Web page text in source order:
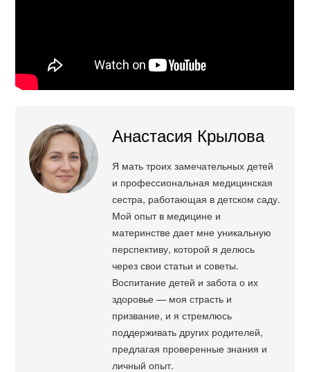
Анастасия Крылова
Я мать троих замечательных детей
и профессиональная медицинская
сестра, работающая в детском саду.
Мой опыт в медицине и
материнстве дает мне уникальную
перспективу, которой я делюсь
через свои статьи и советы.
Воспитание детей и забота о их
здоровье — моя страсть и
призвание, и я стремлюсь
поддерживать других родителей,
предлагая проверенные знания и
личный опыт.